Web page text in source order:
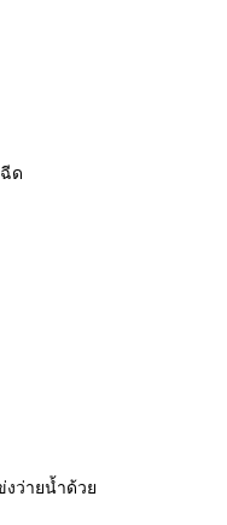
ด
งว่ายน้ำด้ว